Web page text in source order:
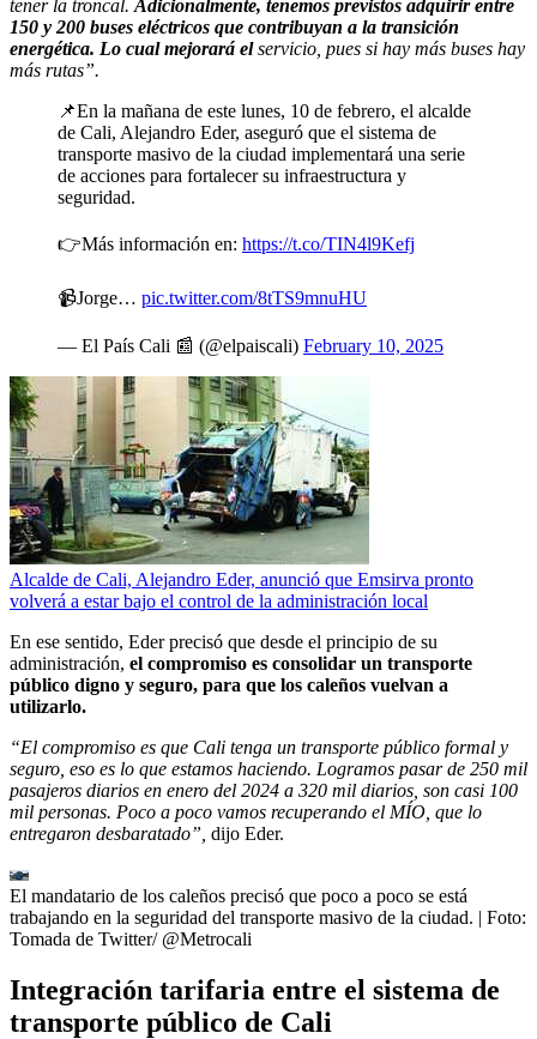
tener la troncal. Adicionalmente, tenemos previstos adquirir entre
150 y 200 buses eléctricos que contribuyan a la transición
energética. Lo cual mejorará elservicio, pues si hay más buses hay
más rutas”.
📌En la mañana de este lunes, 10 de febrero, el alcalde
de Cali, Alejandro Eder, aseguró que el sistema de
transporte masivo de la ciudad implementará una serie
de acciones para fortalecer su infraestructura y
seguridad.
👉Más información en: https://t.co/TIN4l9Kefj
📹Jorge… pic.twitter.com/8tTS9mnuHU
— El País Cali 📰 (@elpaiscali) February 10, 2025
Alcalde de Cali, Alejandro Eder, anunció que Emsirva pronto
volverá a estar bajo el control de la administración local
En ese sentido, Eder precisó que desde el principio de su
administración, el compromiso es consolidar un transporte
público digno y seguro, para que los caleños vuelvan a
utilizarlo.
“El compromiso es que Cali tenga un transporte público formal y
seguro, eso es lo que estamos haciendo. Logramos pasar de 250 mil
pasajeros diarios en enero del 2024 a 320 mil diarios, son casi 100
mil personas. Poco a poco vamos recuperando el MÍO, que lo
entregaron desbaratado”, dijo Eder.
El mandatario de los caleños precisó que poco a poco se está
trabajando en la seguridad del transporte masivo de la ciudad. | Foto:
Tomada de Twitter/ @Metrocali
Integración tarifaria entre el sistema de
transporte público de Cali